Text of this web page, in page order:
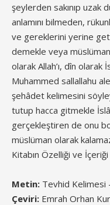
şeylerden sakınıp uzak
anlamını bilmeden,
ve gereklerini yerine
demekle veya
olarak Allah’ı, dîn olarak
Muhammed sallallahu
şehâdet kelimesini
tutup hacca gitmekle
gerçekleştiren de onu
müslüman olarak
Kitabın Özelliği ve İçeriği
Metin: Tevhid Kelimesi
Çeviri: Emrah Orhan